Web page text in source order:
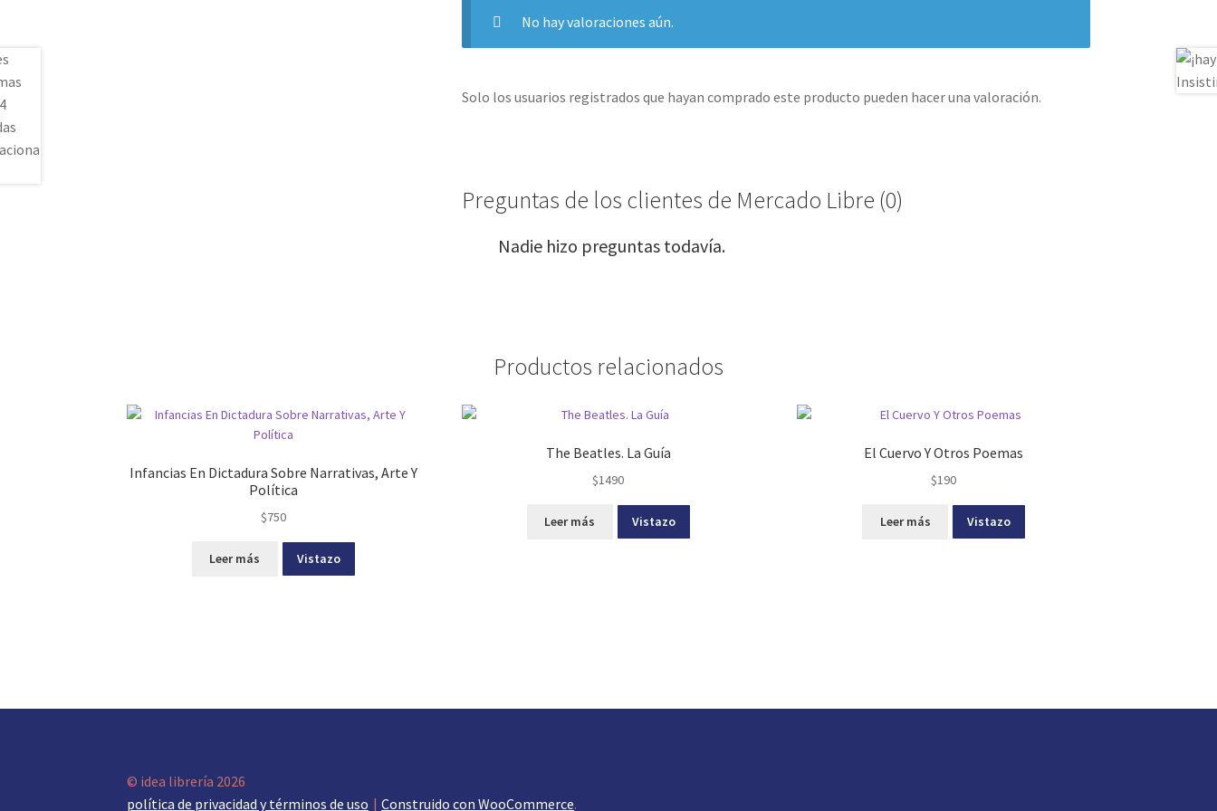
No hay valoraciones aún.
Solo los usuarios registrados que hayan comprado este producto pueden hacer una valoración.
Preguntas de los clientes de Mercado Libre (0)
Nadie hizo preguntas todavía.
Productos relacionados
Infancias En Dictadura Sobre Narrativas, Arte Y
Política
$750
Leer más Vistazo
The Beatles. La Guía
$1490
Leer más Vistazo
El Cuervo Y Otros Poemas
$190
Leer más Vistazo
© idea librería 2026
política de privacidad y términos de uso
Construido con WooCommerce.